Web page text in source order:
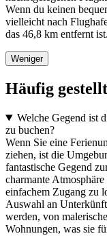
Wenn du keinen
vielleicht nach
das 46,8 km entfernt ist.
Weniger
Häufig
Welche Gegend ist
zu buchen?
Wenn Sie eine
ziehen, ist die
fantastische Gegend
charmante
einfachem Zugang zu
Auswahl an
werden, von
Wohnungen, was sie